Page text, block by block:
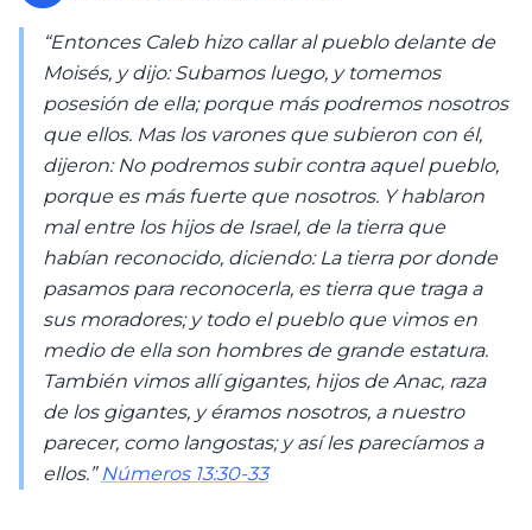
“Entonces Caleb hizo callar al pueblo delante de
Moisés, y dijo: Subamos luego, y tomemos
posesión de ella; porque más podremos nosotros
que ellos. Mas los varones que subieron con él,
dijeron: No podremos subir contra aquel pueblo,
porque es más fuerte que nosotros. Y hablaron
mal entre los hijos de Israel, de la tierra que
habían reconocido, diciendo: La tierra por donde
pasamos para reconocerla, es tierra que traga a
sus moradores; y todo el pueblo que vimos en
medio de ella son hombres de grande estatura.
También vimos allí gigantes, hijos de Anac, raza
de los gigantes, y éramos nosotros, a nuestro
parecer, como langostas; y así les parecíamos a
ellos.” Números 13:30-33